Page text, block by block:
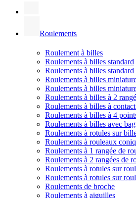
Roulements
Roulement à billes
Roulements à billes standard
Roulements à billes
Roulements à billes
Roulements à billes
Roulements à billes à 2
Roulements à billes à
Roulements à billes à 4
Roulements à billes avec
Roulements à rotules sur
Roulements à rouleaux
Roulements à 1 rangée de
Roulements à 2 rangées de
Roulements à rotules sur
Roulements à rotules sur
Roulements de broche
Roulements à aiguilles